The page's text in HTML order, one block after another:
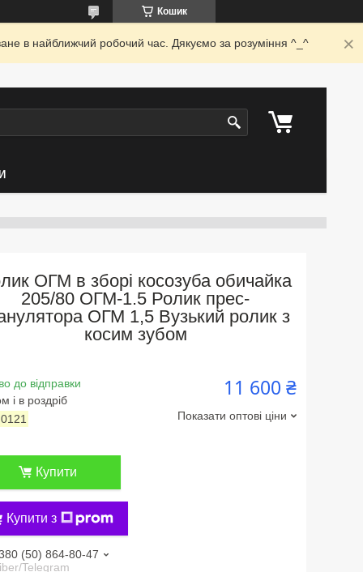
Кошик
в найближчий робочий час. Дякуємо за розуміння ^_^
ОГМ в зборі косозуба обичайка
205/80 ОГМ-1.5 Ролик прес-
ОГМ 1,5 Вузький ролик з
косим зубом
до відправки
і в роздріб
0121
11 600 ₴
Показати оптові ціни
Купити
Купити з
(50) 864-80-47
Telegram